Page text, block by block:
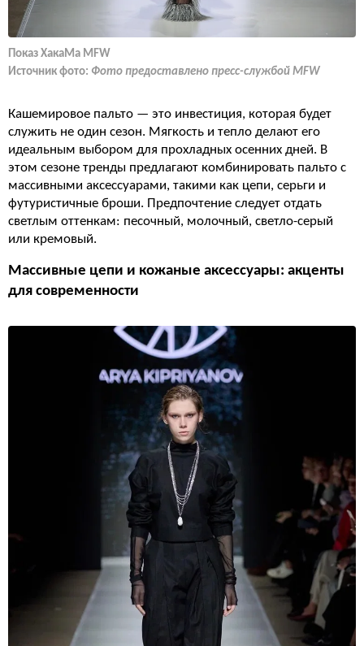
Показ ХакаМа MFW
Источник фото: Фото предоставлено пресс-службой MFW
Кашемировое пальто — это инвестиция, которая будет
служить не один сезон. Мягкость и тепло делают его
идеальным выбором для прохладных осенних дней. В
этом сезоне тренды предлагают комбинировать пальто с
массивными аксессуарами, такими как цепи, серьги и
футуристичные броши. Предпочтение следует отдать
светлым оттенкам: песочный, молочный, светло-серый
или кремовый.
Массивные цепи и кожаные аксессуары: акценты
для современности